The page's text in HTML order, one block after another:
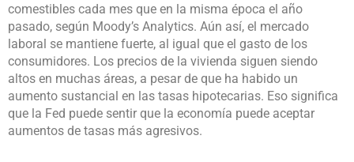
comestibles cada mes que en la misma época el año
pasado, según Moody’s Analytics. Aún así, el mercado
laboral se mantiene fuerte, al igual que el gasto de los
consumidores. Los precios de la vivienda siguen siendo
altos en muchas áreas, a pesar de que ha habido un
aumento sustancial en las tasas hipotecarias. Eso significa
que la Fed puede sentir que la economía puede aceptar
aumentos de tasas más agresivos.